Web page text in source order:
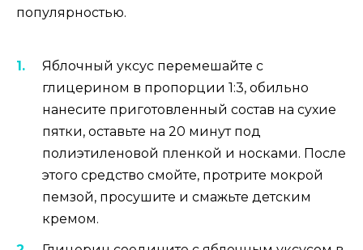
популярностью.
Яблочный уксус перемешайте с
глицерином в пропорции 1:3, обильно
нанесите приготовленный состав на сухие
пятки, оставьте на 20 минут под
полиэтиленовой пленкой и носками. После
этого средство смойте, протрите мокрой
пемзой, просушите и смажьте детским
кремом.